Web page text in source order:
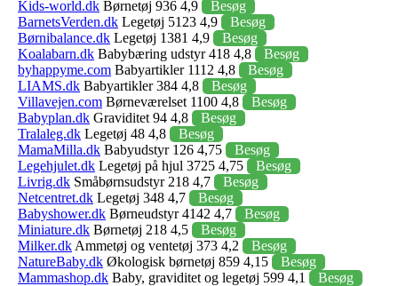
Kids-world.dk Børnetøj 936 4,9
Besøg
BarnetsVerden.dk Legetøj 5123 4,9
Besøg
Børnibalance.dk Legetøj 1381 4,9
Besøg
Koalabarn.dk Babybæring udstyr 418 4,8
Besøg
byhappyme.com Babyartikler 1112 4,8
Besøg
LIAMS.dk Babyartikler 384 4,8
Besøg
Villavejen.com Børneværelset 1100 4,8
Besøg
Babyplan.dk Graviditet 94 4,8
Besøg
Tralaleg.dk Legetøj 48 4,8
Besøg
MamaMilla.dk Babyudstyr 126 4,75
Besøg
Legehjulet.dk Legetøj på hjul 3725 4,75
Besøg
Livrig.dk Småbørnsudstyr 218 4,7
Besøg
Netcentret.dk Legetøj 348 4,7
Besøg
Babyshower.dk Børneudstyr 4142 4,7
Besøg
Miniature.dk Børnetøj 218 4,5
Besøg
Milker.dk Ammetøj og ventetøj 373 4,2
Besøg
NatureBaby.dk Økologisk børnetøj 859 4,15
Besøg
Mammashop.dk Baby, graviditet og legetøj 599 4,1
Besøg